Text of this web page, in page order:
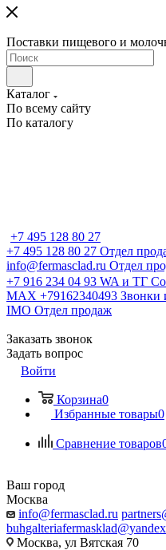
Поставки пищевого и
Каталог
По всему сайту
По каталогу
+7 495 128 80 27
+7 495 128 80 27 Отдел
info@fermasclad.ru Отдел
+7 916 234 04 93 WA и ТГ
MAX +79162340493 Звонки
IMO Отдел продаж
Заказать звонок
Задать вопрос
Войти
Корзина0
Избранные товары0
Сравнение товаров
Ваш город
Москва
info@fermasclad.ru
Москва, ул Вятская 70